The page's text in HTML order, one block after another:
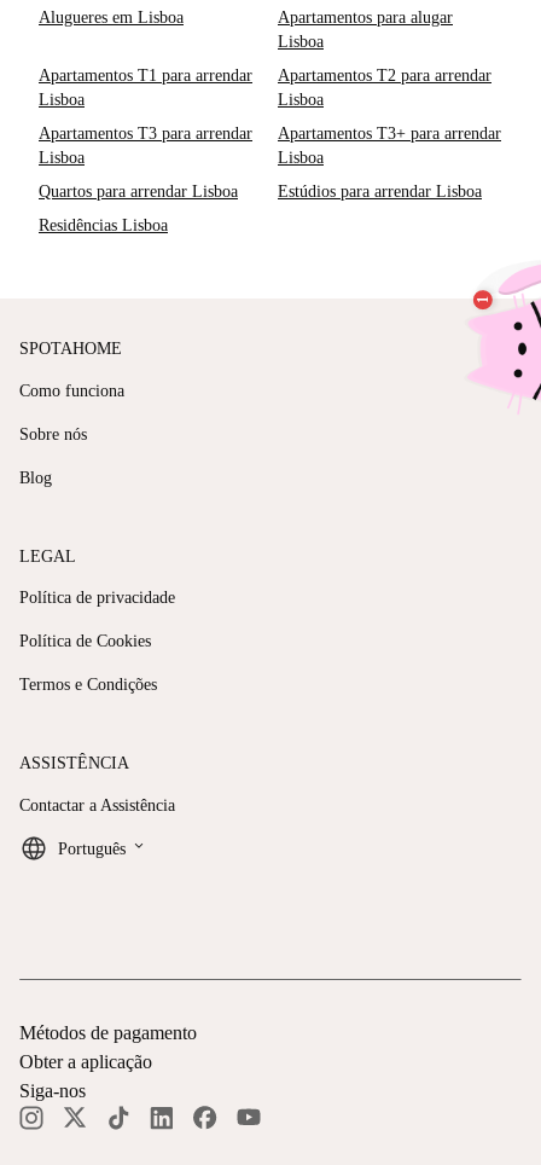
Alugueres em Lisboa
Apartamentos para alugar
Lisboa
Apartamentos T1 para arrendar
Lisboa
Apartamentos T2 para arrendar
Lisboa
Apartamentos T3 para arrendar
Lisboa
Apartamentos T3+ para arrendar
Lisboa
Quartos para arrendar Lisboa
Estúdios para arrendar Lisboa
Residências Lisboa
SPOTAHOME
Como funciona
Sobre nós
Blog
LEGAL
Política de privacidade
Política de Cookies
Termos e Condições
ASSISTÊNCIA
Contactar a Assistência
Português keyboard_arrow_down
Métodos de pagamento
Obter a aplicação
Siga-nos